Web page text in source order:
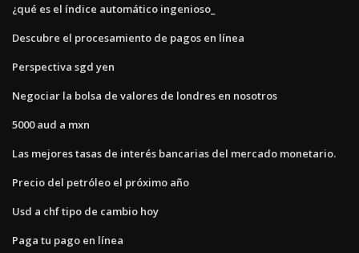
¿qué es el índice automático ingenioso_
Descubre el procesamiento de pagos en línea
Perspectiva sgd yen
Negociar la bolsa de valores de londres en nosotros
5000 aud a mxn
Las mejores tasas de interés bancarias del mercado monetario.
Precio del petróleo el próximo año
Usd a chf tipo de cambio hoy
Paga tu pago en línea